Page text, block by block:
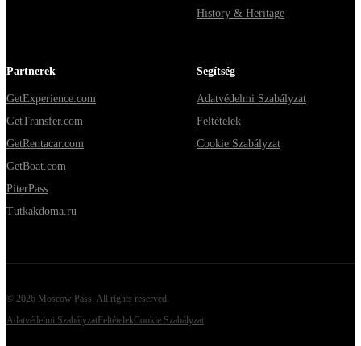
History & Heritage
Partnerek
GetExperience.com
GetTransfer.com
GetRentacar.com
GetBoat.com
PiterPass
Tutkakdoma.ru
Segítség
Adatvédelmi Szabályzat
Feltételek
Cookie Szabályzat
© 2026 Moscow Pass. All rights reserved.
Adatvédelmi SzabályzatFeltételekCookie Szabályzat